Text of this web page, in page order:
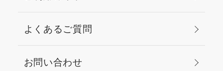
よくあるご質問
お問い合わせ